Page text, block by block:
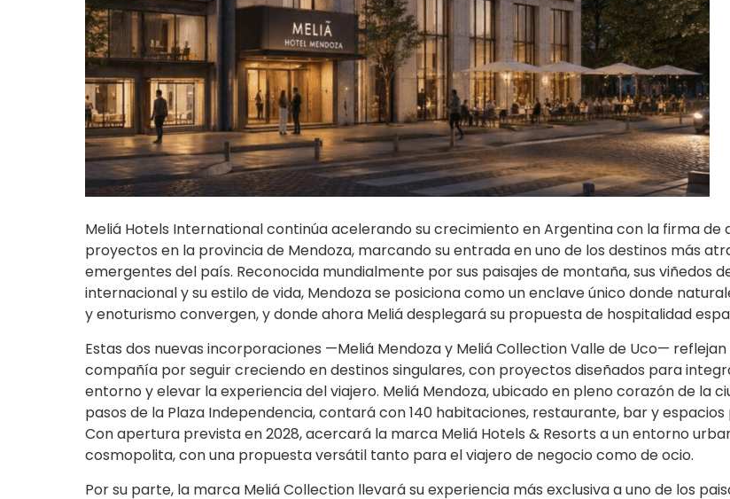
Meliá Hotels International continúa acelerando su crecimiento en Argentina con la firma de
proyectos en la provincia de Mendoza, marcando su entrada en uno de los destinos más
emergentes del país. Reconocida mundialmente por sus paisajes de montaña, sus viñedos
internacional y su estilo de vida, Mendoza se posiciona como un enclave único donde
y enoturismo convergen, y donde ahora Meliá desplegará su propuesta de hospitalidad
Estas dos nuevas incorporaciones —Meliá Mendoza y Meliá Collection Valle de Uco—
compañía por seguir creciendo en destinos singulares, con proyectos diseñados para
entorno y elevar la experiencia del viajero. Meliá Mendoza, ubicado en pleno corazón de la
pasos de la Plaza Independencia, contará con 140 habitaciones, restaurante, bar y espacios
Con apertura prevista en 2028, acercará la marca Meliá Hotels & Resorts a un entorno
cosmopolita, con una propuesta versátil tanto para el viajero de negocio como de ocio.
Por su parte, la marca Meliá Collection llevará su experiencia más exclusiva a uno de los